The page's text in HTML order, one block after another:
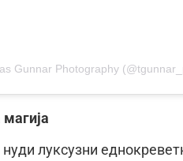
Gunnar Photography
луксузни